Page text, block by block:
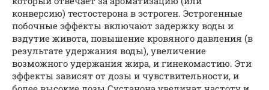
конверсию) тестостерона в эстроген. Эстрогенные
побочные эффекты включают задержку воды и
вздутие живота, повышение кровяного давления (в
результате удержания воды), увеличение
возможного удержания жира, и гинекомастию. Эти
эффекты зависят от дозы и чувствительности, и